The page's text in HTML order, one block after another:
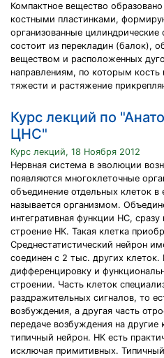
Компактное вещество
костными пластинками,
организованные цилиндрические
состоит из перекладин (балок),
веществом и расположенных
направлениям, по которым
тяжести и растяжение
Курс лекций по
ЦНС"
Курс лекций, 18 Ноября 2012
Нервная система в эволюции
появляются многоклеточные
объединение отдельных клеток в
называется организмом.
интегративная функции НС,
строение НК. Такая клетка
Среднестатистический нейрон
соединен с 2 тыс. других
дифференцировку и
строении. Часть клеток
раздражительных сигналов, то
возбуждения, а другая часть
передаче возбуждения на другие
типичный нейрон. НК есть
исключая примитивных.